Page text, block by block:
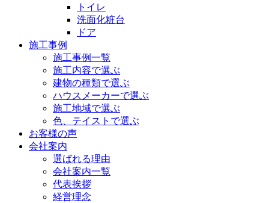
トイレ
洗面化粧台
ドア
施工事例
施工事例一覧
施工内容で選ぶ
建物の種類で選ぶ
ハウスメーカーで選ぶ
施工地域で選ぶ
色、テイストで選ぶ
お客様の声
会社案内
選ばれる理由
会社案内一覧
代表挨拶
経営理念